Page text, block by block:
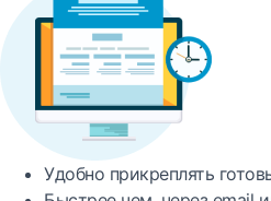
Удобно прикреплять